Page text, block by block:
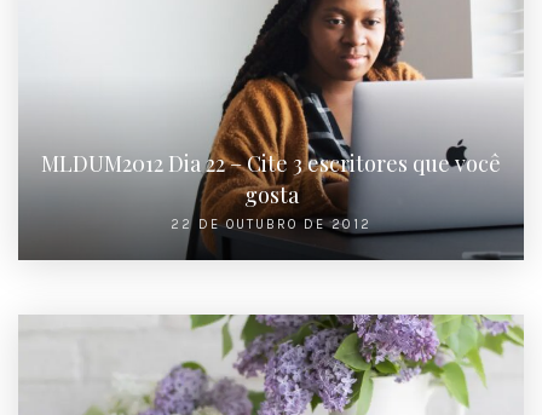
MLDUM2012 Dia 22 – Cite 3 escritores que você
gosta
22 DE OUTUBRO DE 2012